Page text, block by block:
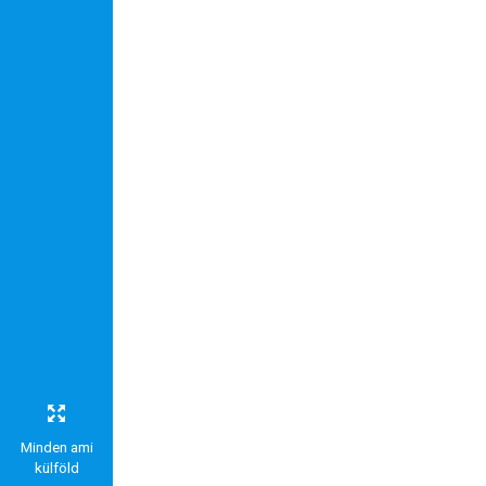
Minden ami
külföld
Felhasználási feltételek